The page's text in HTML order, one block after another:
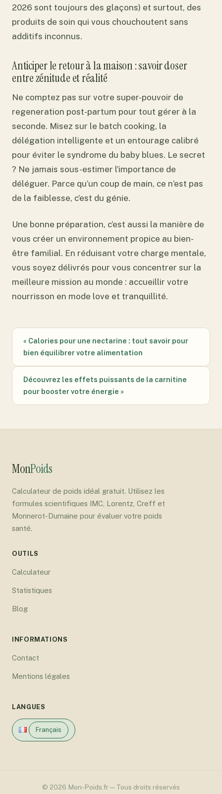
2026 sont toujours des glaçons) et surtout, des
produits de soin qui vous chouchoutent sans
additifs inconnus.
Anticiper le retour à la maison : savoir doser
entre zénitude et réalité
Ne comptez pas sur votre super-pouvoir de
regeneration post-partum pour tout gérer à la
seconde. Misez sur le batch cooking, la
délégation intelligente et un entourage calibré
pour éviter le syndrome du baby blues. Le secret
? Ne jamais sous-estimer l’importance de
déléguer. Parce qu’un coup de main, ce n’est pas
de la faiblesse, c’est du génie.
Une bonne préparation, c’est aussi la manière de
vous créer un environnement propice au bien-
être familial. En réduisant votre charge mentale,
vous soyez délivrés pour vous concentrer sur la
meilleure mission au monde : accueillir votre
nourrisson en mode love et tranquillité.
« Calories pour une nectarine : tout savoir pour
bien équilibrer votre alimentation
Découvrez les effets puissants de la carnitine
pour booster votre énergie »
MonPoids
Calculateur de poids idéal gratuit. Utilisez les
formules scientifiques IMC, Lorentz, Creff et
Monnerot-Dumaine pour évaluer votre poids
santé.
OUTILS
Calculateur
Statistiques
Blog
INFORMATIONS
Contact
Mentions légales
LANGUES
Français
© 2026 Mon-Poids.fr — Tous droits réservés